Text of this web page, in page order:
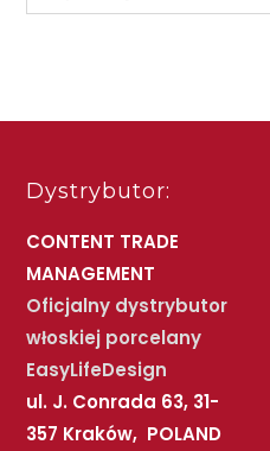
Dystrybutor:
CONTENT TRADE
MANAGEMENT
Oficjalny dystrybutor
włoskiej porcelany
EasyLifeDesign
ul. J. Conrada 63, 31-
357 Kraków, POLAND